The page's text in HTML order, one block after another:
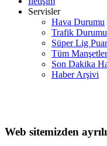
Servisler
Hava Durumu
Trafik Durumu
Süper Lig
Tüm Manşetler
Son Dakika
Haber Arşivi
Web sitemizden